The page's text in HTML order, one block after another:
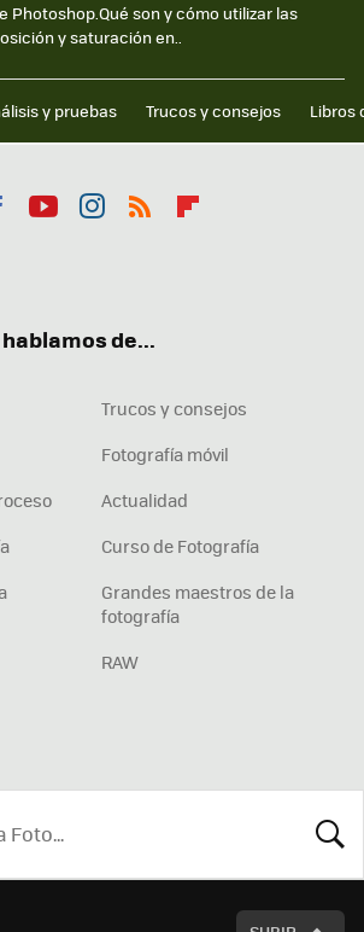
Photoshop.Qué son y cómo utilizar las
y saturación en..
y pruebas Trucos y consejos Libros
de...
Trucos y consejos
Fotografía móvil
Actualidad
Curso de Fotografía
Grandes maestros de la
fotografía
RAW